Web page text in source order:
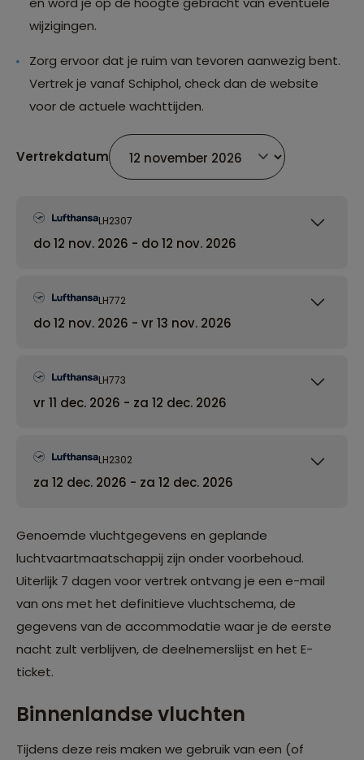
wijzigingen.
Zorg ervoor dat je ruim van tevoren aanwezig bent.
Vertrek je vanaf Schiphol, check dan de website
voor de actuele wachttijden.
Vertrekdatum
LH2307
do 12 nov. 2026 - do 12 nov. 2026
LH772
do 12 nov. 2026 - vr 13 nov. 2026
LH773
vr 11 dec. 2026 - za 12 dec. 2026
LH2302
za 12 dec. 2026 - za 12 dec. 2026
Genoemde vluchtgegevens en geplande
luchtvaartmaatschappij zijn onder voorbehoud.
Uiterlijk 7 dagen voor vertrek ontvang je een e-mail
van ons met het definitieve vluchtschema, de
gegevens van de accommodatie waar je de eerste
nacht zult verblijven, de deelnemerslijst en het E-
ticket.
Binnenlandse vluchten
Tijdens deze reis maken we gebruik van een (of